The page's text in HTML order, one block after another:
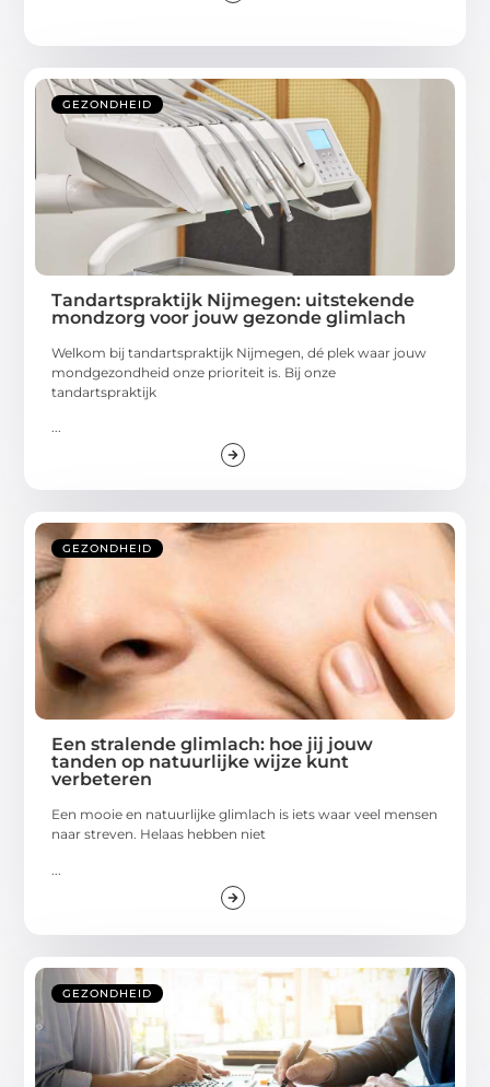
GEZONDHEID
Tandartspraktijk Nijmegen: uitstekende
mondzorg voor jouw gezonde glimlach
Welkom bij tandartspraktijk Nijmegen, dé plek waar jouw
mondgezondheid onze prioriteit is. Bij onze
tandartspraktijk
...
GEZONDHEID
Een stralende glimlach: hoe jij jouw
tanden op natuurlijke wijze kunt
verbeteren
Een mooie en natuurlijke glimlach is iets waar veel mensen
naar streven. Helaas hebben niet
GEZONDHEID